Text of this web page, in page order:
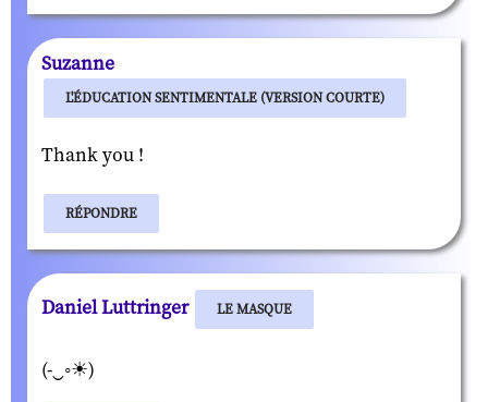
Suzanne
L'ÉDUCATION SENTIMENTALE (VERSION COURTE)
Thank you !
RÉPONDRE
Daniel Luttringer LE MASQUE
(-‿◦☀)